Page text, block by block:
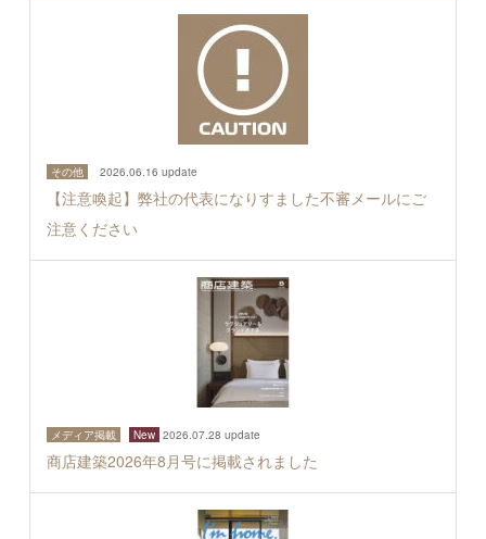
その他 2026.06.16 update
【注意喚起】弊社の代表になりすました不審メールにご
注意ください
メディア掲載 New 2026.07.28 update
商店建築2026年8月号に掲載されました